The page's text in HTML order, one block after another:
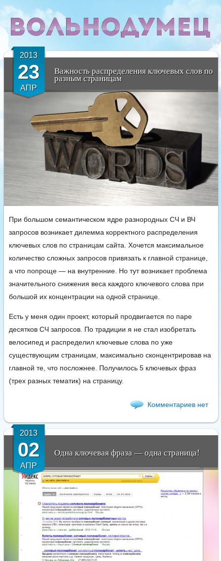
2013
23
АПР
Важность распределения ключевых слов по
разным страницам
При большом семантическом ядре разнородных СЧ и ВЧ
запросов возникает дилемма корректного распределения
ключевых слов по страницам сайта. Хочется максимальное
количество сложных запросов привязать к главной странице,
а что попроще — на внутренние. Но тут возникает проблема
значительного снижения веса каждого ключевого слова при
большой их концентрации на одной странице.
Есть у меня один проект, который продвигается по паре
десятков СЧ запросов. По традиции я не стал изобретать
велосипед и распределил ключевые слова по уже
существующим страницам, максимально сконцентрировав на
главной те, что посложнее. Получилось 5 ключевых фраз
(трех разных тематик) на страницу.
Комментариев нет
2013
02
АПР
Одна ключевая фраза — одна страница!